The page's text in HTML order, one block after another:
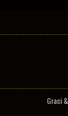
Graci